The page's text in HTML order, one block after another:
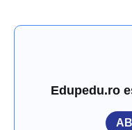
Edupedu.ro